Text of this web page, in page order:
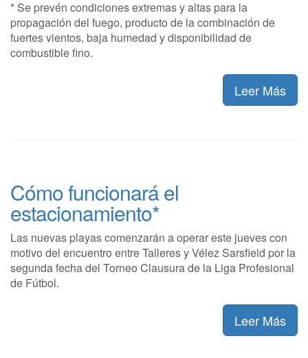
* Se prevén condiciones extremas y altas para la
propagación del fuego, producto de la combinación de
fuertes vientos, baja humedad y disponibilidad de
combustible fino.
Leer Más
Cómo funcionará el
estacionamiento*
Las nuevas playas comenzarán a operar este jueves con
motivo del encuentro entre Talleres y Vélez Sarsfield por la
segunda fecha del Torneo Clausura de la Liga Profesional
de Fútbol.
Leer Más